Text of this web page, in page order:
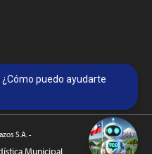
S.A. -
Municipal
¿Cómo puedo ayudarte